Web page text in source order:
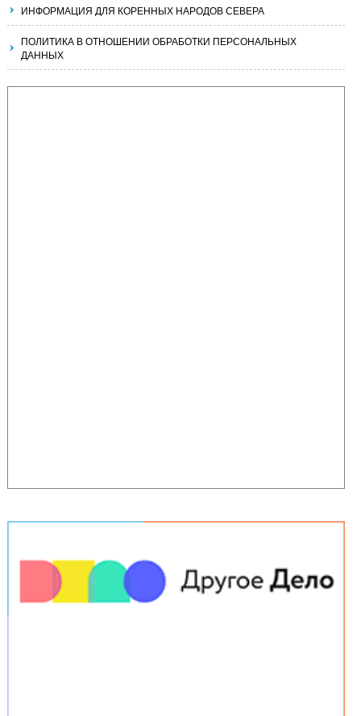
ИНФОРМАЦИЯ ДЛЯ КОРЕННЫХ НАРОДОВ СЕВЕРА
ПОЛИТИКА В ОТНОШЕНИИ ОБРАБОТКИ ПЕРСОНАЛЬНЫХ
ДАННЫХ